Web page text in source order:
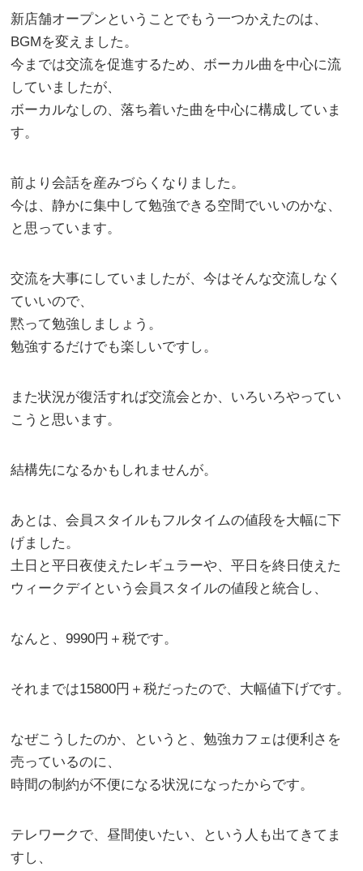
新店舗オープンということでもう一つかえたのは、
BGMを変えました。
今までは交流を促進するため、ボーカル曲を中心に流
していましたが、
ボーカルなしの、落ち着いた曲を中心に構成していま
す。
前より会話を産みづらくなりました。
今は、静かに集中して勉強できる空間でいいのかな、
と思っています。
交流を大事にしていましたが、今はそんな交流しなく
ていいので、
黙って勉強しましょう。
勉強するだけでも楽しいですし。
また状況が復活すれば交流会とか、いろいろやってい
こうと思います。
結構先になるかもしれませんが。
あとは、会員スタイルもフルタイムの値段を大幅に下
げました。
土日と平日夜使えたレギュラーや、平日を終日使えた
ウィークデイという会員スタイルの値段と統合し、
なんと、9990円＋税です。
それまでは15800円＋税だったので、大幅値下げです。
なぜこうしたのか、というと、勉強カフェは便利さを
売っているのに、
時間の制約が不便になる状況になったからです。
テレワークで、昼間使いたい、という人も出てきてま
すし、